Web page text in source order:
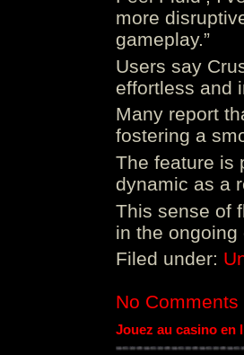
more
gameplay.”
Users say
effortless and
Many report
fostering a
The feature is
dynamic as a
This sense of
in the ongoing
Filed under:
No Comments
Jouez au casino en